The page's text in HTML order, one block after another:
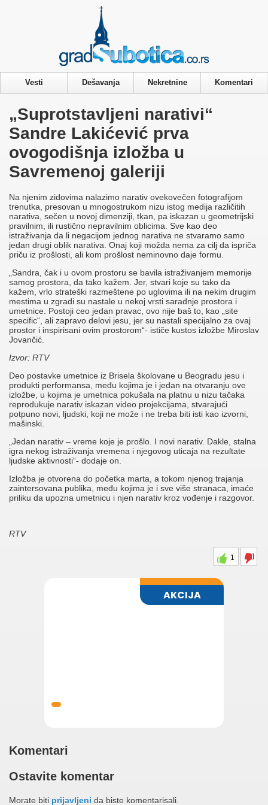
Vesti Dešavanja Nekretnine Komentari
„Suprotstavljeni narativi“
Sandre Lakićević prva
ovogodišnja izložba u
Savremenoj galeriji
Na njenim zidovima nalazimo narativ ovekovečen fotografijom
trenutka, presovan u mnogostrukom nizu istog medija različitih
narativa, sečen u novoj dimenziji, tkan, pa iskazan u geometrijski
pravilnim, ili rustično nepravilnim oblicima. Sve kao deo
istraživanja da li negacijom jednog narativa ne stvaramo samo
jedan drugi oblik narativa. Onaj koji možda nema za cilj da ispriča
priču iz prošlosti, ali kom prošlost neminovno daje formu.
„Sandra, čak i u ovom prostoru se bavila istraživanjem memorije
samog prostora, da tako kažem. Jer, stvari koje su tako da
kažem, vrlo strateški razmeštene po uglovima ili na nekim drugim
mestima u zgradi su nastale u nekoj vrsti saradnje prostora i
umetnice. Postoji ceo jedan pravac, ovo nije baš to, kao „site
specific“, ali zapravo delovi jesu, jer su nastali specijalno za ovaj
prostor i inspirisani ovim prostorom“- ističe kustos izložbe Miroslav
Jovančić.
Izvor: RTV
Deo postavke umetnice iz Brisela školovane u Beogradu jesu i
produkti performansa, među kojima je i jedan na otvaranju ove
izložbe, u kojima je umetnica pokušala na platnu u nizu tačaka
reprodukuje narativ iskazan video projekcijama, stvarajući
potpuno novi, ljudski, koji ne može i ne treba biti isti kao izvorni,
mašinski.
„Jedan narativ – vreme koje je prošlo. I novi narativ. Dakle, stalna
igra nekog istraživanja vremena i njegovog uticaja na rezultate
ljudske aktivnosti“- dodaje on.
Izložba je otvorena do početka marta, a tokom njenog trajanja
zaintersovana publika, među kojima je i sve više stranaca, imaće
priliku da upozna umetnicu i njen narativ kroz vođenje i razgovor.
RTV
1
Komentari
Ostavite komentar
Morate biti prijavljeni da biste komentarisali.
Privacy & Cookies Policy